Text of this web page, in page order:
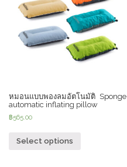
หมอนแบบพองลมอัตโนมัติ Sponge
automatic inflating pillow
฿565.00
Select options